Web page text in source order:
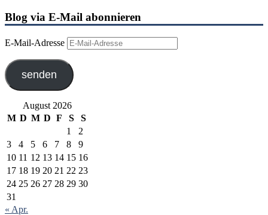
Blog via E-Mail abonnieren
E-Mail-Adresse
senden
August 2026
M D M D F S
S
1
2
3
4 5 6 7 8
9
10 11 12 13 14 15 16
17 18 19 20 21 22 23
24 25 26 27 28 29 30
31
« Apr.